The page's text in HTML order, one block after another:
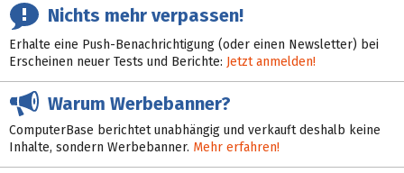
Nichts mehr verpassen!
Erhalte eine Push-Benachrichtigung (oder einen Newsletter) bei
Erscheinen neuer Tests und Berichte: Jetzt anmelden!
Warum Werbebanner?
ComputerBase berichtet unabhängig und verkauft deshalb keine
Inhalte, sondern Werbebanner. Mehr erfahren!